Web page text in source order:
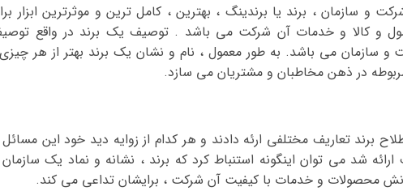
و سازمان ، برند یا برندینگ ، بهترین ، کامل ترین و موثرترین ابزار
و کالا و خدمات آن شرکت می باشد . توصیف یک برند در واقع
سازمان می باشد. به طور معمول ، نام و نشان یک برند بهتر از هر
در ذهن مخاطبان و مشتریان می سازد.
برند تعاریف مختلفی ارئه دادند و هر کدام از زوایه دید خود این مسائل
شد می توان اینگونه استنباط کرد که برند ، نشانه و نماد یک
محصولات و خدمات با کیفیت آن شرکت ، برایشان تداعی می کند.